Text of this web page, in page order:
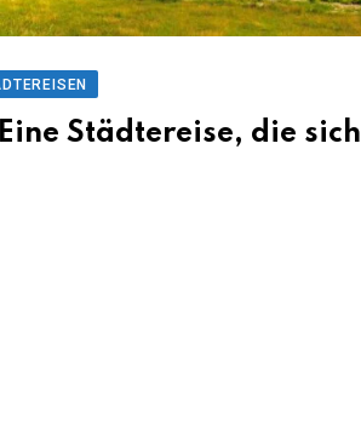
Städtereise, die sich